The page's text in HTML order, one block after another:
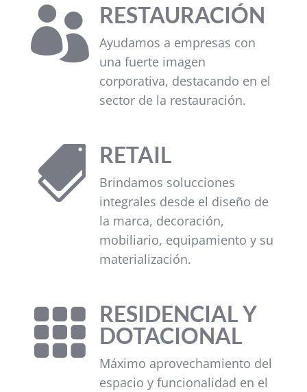
 RESTAURACIÓN
Ayudamos a empresas con
una fuerte imagen
corporativa, destacando en el
sector de la restauración.
 RETAIL
Brindamos solucciones
integrales desde el diseño de
la marca, decoración,
mobiliario, equipamiento y su
materialización.
 RESIDENCIAL Y
DOTACIONAL
Máximo aprovechamiento del
espacio y funcionalidad en el